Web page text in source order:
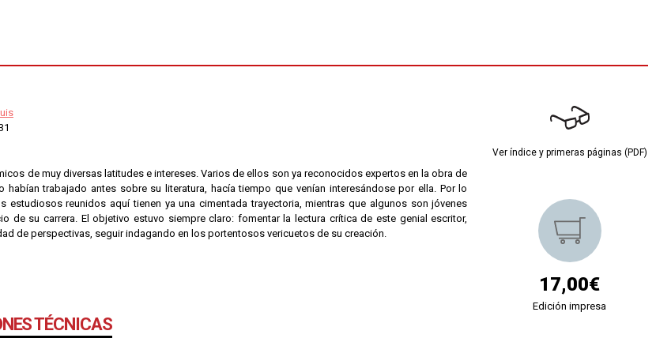
de muy diversas latitudes e intereses. Varios de ellos son ya reconocidos expertos en la obra de
habían trabajado antes sobre su literatura, hacía tiempo que venían interesándose por ella. Por lo
estudiosos reunidos aquí tienen ya una cimentada trayectoria, mientras que algunos son jóvenes
de su carrera. El objetivo estuvo siempre claro: fomentar la lectura crítica de este genial escritor,
de perspectivas, seguir indagando en los portentosos vericuetos de su creación.
TÉCNICAS
Ver índice y primeras páginas (PDF)
17,00€
Edición impresa